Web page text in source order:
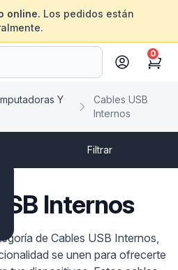
online. Los pedidos están
Cart
0
Y
Cables USB
Internos
Filtrar
Internos
de Cables USB Internos,
se unen para ofrecerte